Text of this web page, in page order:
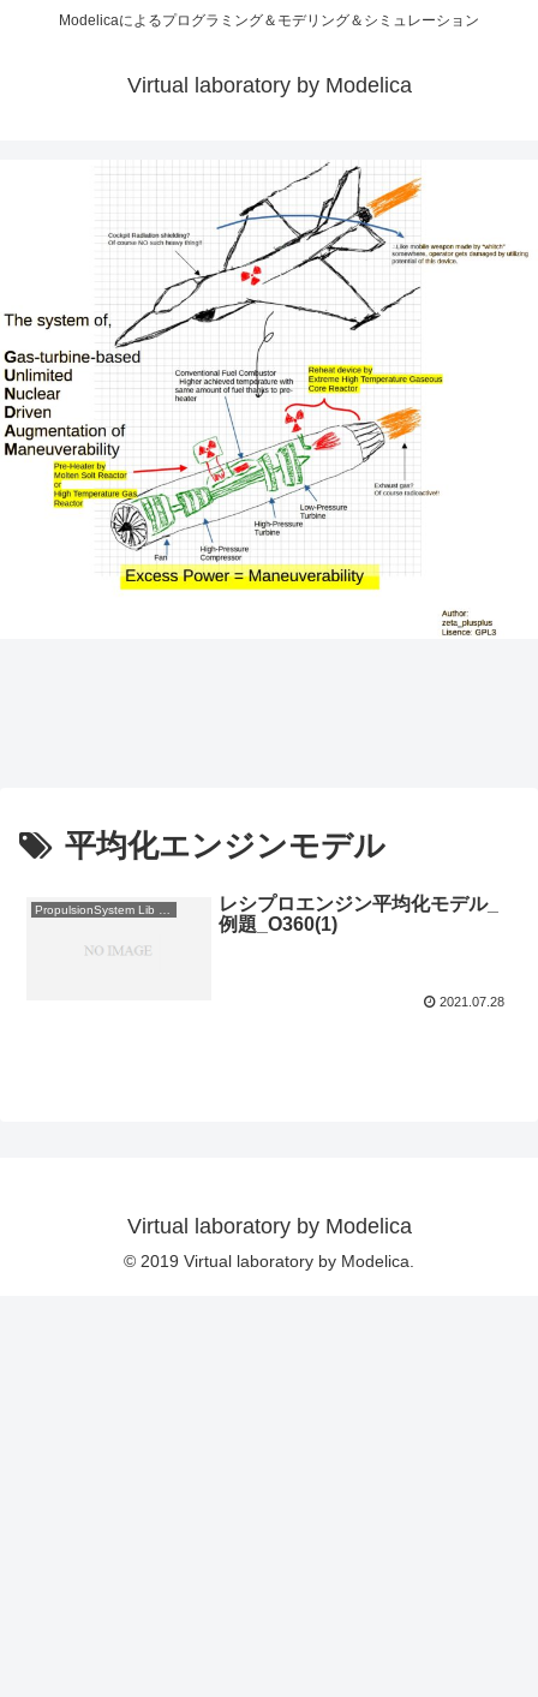
Modelicaによるプログラミング＆モデリング＆シミュレーション
Virtual laboratory by Modelica
平均化エンジンモデル
レシプロエンジン平均化モデル_
例題_O360(1)
2021.07.28
Virtual laboratory by Modelica
© 2019 Virtual laboratory by Modelica.